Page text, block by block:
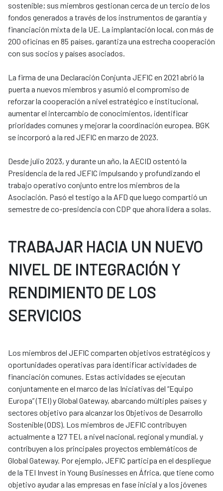
sostenible; sus miembros gestionan cerca de un tercio de los
fondos generados a través de los instrumentos de garantía y
financiación mixta de la UE. La implantación local, con más de
200 oficinas en 85 países, garantiza una estrecha cooperación
con sus socios y países asociados.
La firma de una Declaración Conjunta JEFIC en 2021 abrió la
puerta a nuevos miembros y asumió el compromiso de
reforzar la cooperación a nivel estratégico e institucional,
aumentar el intercambio de conocimientos, identificar
prioridades comunes y mejorar la coordinación europea. BGK
se incorporó a la red JEFIC en marzo de 2023.
Desde julio 2023, y durante un año, la AECID ostentó la
Presidencia de la red JEFIC impulsando y profundizando el
trabajo operativo conjunto entre los miembros de la
Asociación. Pasó el testigo a la AFD que luego compartió un
semestre de co-presidencia con CDP que ahora lidera a solas.
TRABAJAR HACIA UN NUEVO
NIVEL DE INTEGRACIÓN Y
RENDIMIENTO DE LOS
SERVICIOS
Los miembros del JEFIC comparten objetivos estratégicos y
oportunidades operativas para identificar actividades de
financiación comunes. Estas actividades se ejecutan
conjuntamente en el marco de las Iniciativas del “Equipo
Europa” (TEI) y Global Gateway, abarcando múltiples países y
sectores objetivo para alcanzar los Objetivos de Desarrollo
Sostenible (ODS). Los miembros de JEFIC contribuyen
actualmente a 127 TEI, a nivel nacional, regional y mundial, y
contribuyen a los principales proyectos emblemáticos de
Global Gateway. Por ejemplo, JEFIC participa en el despliegue
de la TEI Invest in Young Businesses en África, que tiene como
objetivo ayudar a las empresas en fase inicial y a los jóvenes